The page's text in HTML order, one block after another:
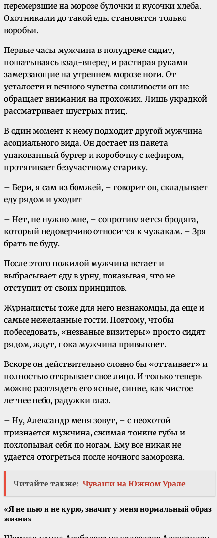
перемерзшие на морозе булочки и кусочки хлеба.
Охотниками до такой еды становятся только
воробьи.
Первые часы мужчина в полудреме сидит,
пошатываясь взад-вперед и растирая руками
замерзающие на утреннем морозе ноги. От
усталости и вечного чувства сонливости он не
обращает внимания на прохожих. Лишь украдкой
рассматривает шустрых птиц.
В один момент к нему подходит другой мужчина
асоциального вида. Он достает из пакета
упакованный бургер и коробочку с кефиром,
протягивает безучастному старику.
– Бери, я сам из бомжей, – говорит он, складывает
еду рядом и уходит
– Нет, не нужно мне, – сопротивляется бродяга,
который недоверчиво относится к чужакам. – Зря
брать не буду.
После этого пожилой мужчина встает и
выбрасывает еду в урну, показывая, что не
отступит от своих принципов.
Журналисты тоже для него незнакомцы, да еще и
самые нежеланные гости. Поэтому, чтобы
побеседовать, «незваные визитеры» просто сидят
рядом, ждут, пока мужчина привыкнет.
Вскоре он действительно словно бы «оттаивает» и
полностью открывает свое лицо. И только теперь
можно разглядеть его ясные, синие, как чистое
летнее небо, радужки глаз.
– Ну, Александр меня зовут, – с неохотой
признается мужчина, сжимая тонкие губы и
похлопывая себя по ногам. Ему все никак не
удается отогреться после ночного заморозка.
Читайте также: Чуваши на Южном Урале
«Я не пью и не курю, значит у меня нормальный образ
жизни»